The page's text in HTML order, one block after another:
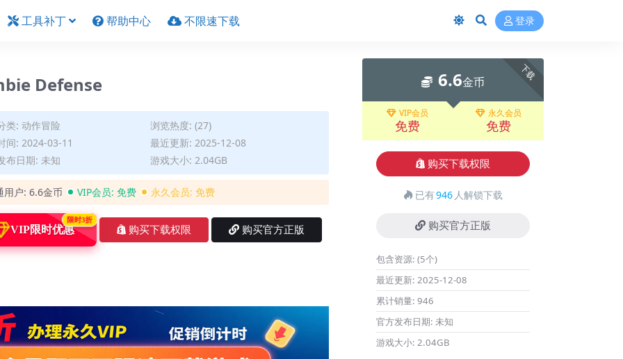
工具补丁 帮助中心 不限速下载 登录
Defense
类: 动作冒险
浏览热度: (27)
间: 2024-03-11
最近更新: 2025-12-08
布日期: 未知
游戏大小: 2.04GB
用户: 6.6金币 VIP会员: 免费 永久会员: 免费
VIP限时优惠
限时3折
购买下载权限 购买官方正版
下载
6.6金币
VIP会员
免费
永久会员
免费
购买下载权限
已有946 人解锁下载
购买官方正版
包含资源: (5个)
最近更新: 2025-12-08
累计销量: 946
官方发布日期: 未知
游戏大小: 2.04GB